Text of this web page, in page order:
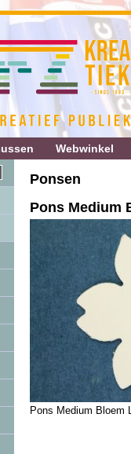
Webwinkel
Ponsen
Pons Medium
Pons Medium Bloem